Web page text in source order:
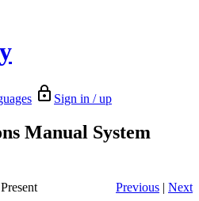
Sign in / up
Manual System
Previous | Next